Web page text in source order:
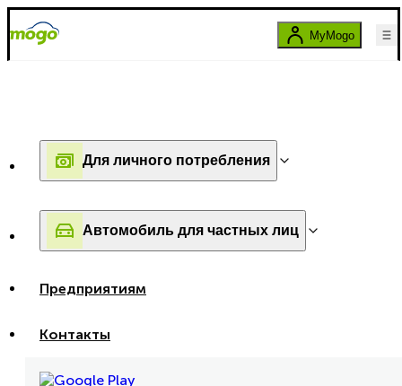
MyMogo
Для личного потребления
Автомобиль для частных лиц
Предприятиям
Контакты